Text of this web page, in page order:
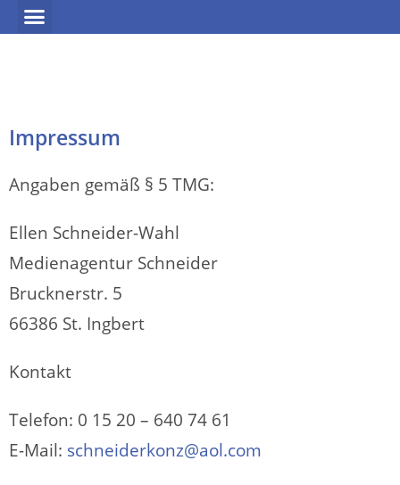
Impressum
Angaben gemäß § 5 TMG:
Ellen Schneider-Wahl
Medienagentur Schneider
Brucknerstr. 5
66386 St. Ingbert
Kontakt
Telefon: 0 15 20 – 640 74 61
E-Mail: schneiderkonz@aol.com